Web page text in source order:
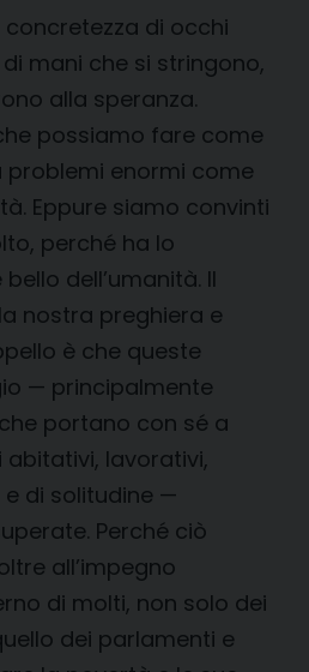
di occhi
mani che si stringono,
alla speranza.
possiamo fare come
problemi enormi come
Eppure siamo convinti
perché ha lo
dell’umanità. Il
nostra preghiera e
è che queste
— principalmente
portano con sé a
lavorativi,
di solitudine —
Perché ciò
all’impegno
di molti, non solo dei
dei parlamenti e